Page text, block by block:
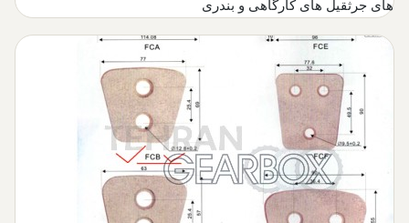
های جرثقیل های کارگاهی و بندری